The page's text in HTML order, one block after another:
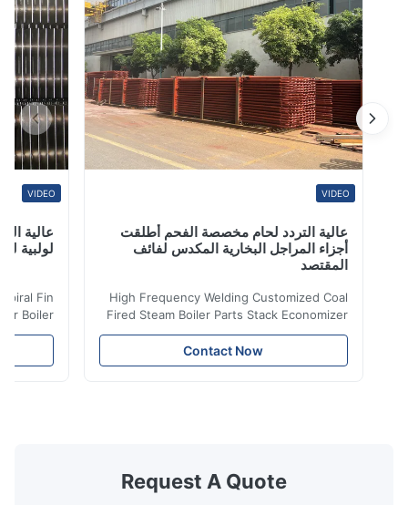
عالية التردد لحام مخصصة الفحم أطلقت
أجزاء المراجل البخارية المكدس لفائف
المقتصد
High Frequency Welding Customized Coal
Fired Steam Boiler Parts Stack Economizer
Coil Boiler economizer Boiler Economizer is
the energy improving device that helps to
reduce the cost of operation by saving the
boilers is generally in the temperature
range of 200°C – 250°C, so there
Contact Now
عالية
لولبية لنقل
Spiral Fin
Boiler
is the
saving the
Request A Quote